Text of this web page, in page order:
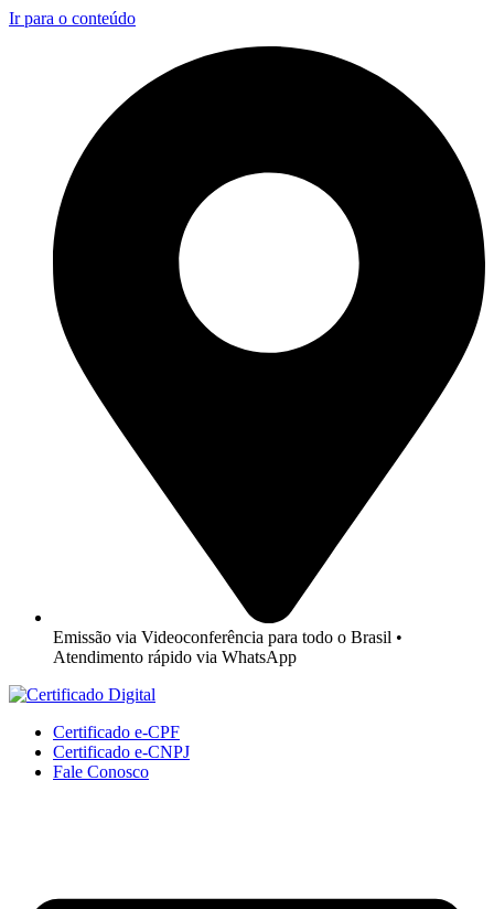
Ir para o conteúdo
Emissão via Videoconferência para todo o Brasil •
Atendimento rápido via WhatsApp
Certificado e-CPF
Certificado e-CNPJ
Fale Conosco